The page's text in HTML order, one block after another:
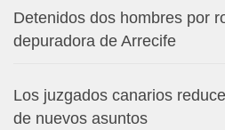
Detenidos dos hombres por
depuradora de Arrecife
Los juzgados canarios
de nuevos asuntos